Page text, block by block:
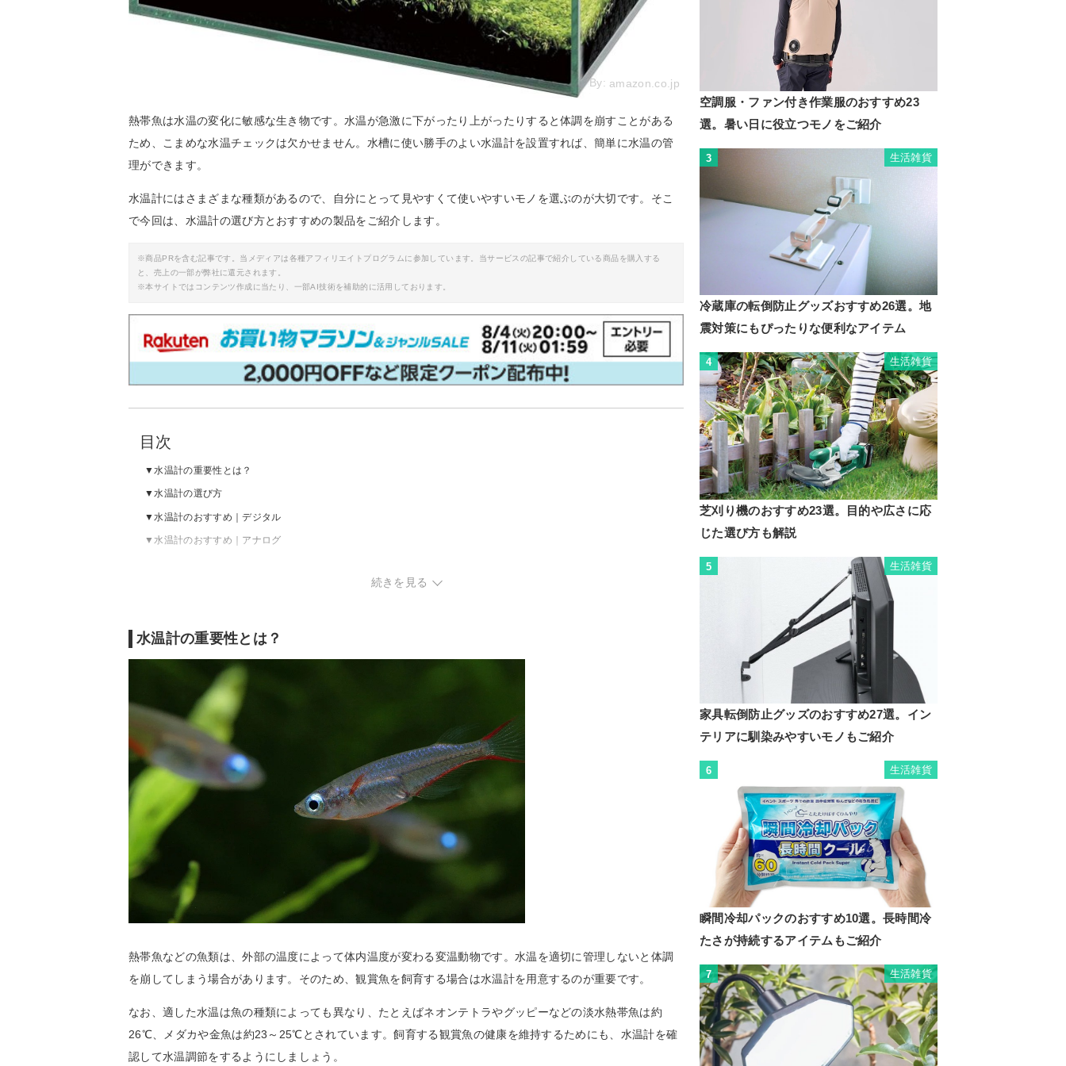
By: amazon.co.jp
熱帯魚は水温の変化に敏感な生き物です。水温が急激に下がったり上がったりすると体調を崩すことがある
ため、こまめな水温チェックは欠かせません。水槽に使い勝手のよい水温計を設置すれば、簡単に水温の管
理ができます。
水温計にはさまざまな種類があるので、自分にとって見やすくて使いやすいモノを選ぶのが大切です。そこ
で今回は、水温計の選び方とおすすめの製品をご紹介します。
※商品PRを含む記事です。当メディアは各種アフィリエイトプログラムに参加しています。当サービスの記事で紹介している商品を購入する
と、売上の一部が弊社に還元されます。
※本サイトではコンテンツ作成に当たり、一部AI技術を補助的に活用しております。
目次
水温計の重要性とは？
水温計の選び方
水温計のおすすめ｜デジタル
水温計のおすすめ｜アナログ
続きを見る
水温計の重要性とは？
熱帯魚などの魚類は、外部の温度によって体内温度が変わる変温動物です。水温を適切に管理しないと体調
を崩してしまう場合があります。そのため、観賞魚を飼育する場合は水温計を用意するのが重要です。
なお、適した水温は魚の種類によっても異なり、たとえばネオンテトラやグッピーなどの淡水熱帯魚は約
26℃、メダカや金魚は約23～25℃とされています。飼育する観賞魚の健康を維持するためにも、水温計を確
認して水温調節をするようにしましょう。
空調服・ファン付き作業服のおすすめ23
選。暑い日に役立つモノをご紹介
3 生活雑貨
冷蔵庫の転倒防止グッズおすすめ26選。地
震対策にもぴったりな便利なアイテム
4 生活雑貨
芝刈り機のおすすめ23選。目的や広さに応
じた選び方も解説
5 生活雑貨
家具転倒防止グッズのおすすめ27選。イン
テリアに馴染みやすいモノもご紹介
6 生活雑貨
瞬間冷却パックのおすすめ10選。長時間冷
たさが持続するアイテムもご紹介
7 生活雑貨